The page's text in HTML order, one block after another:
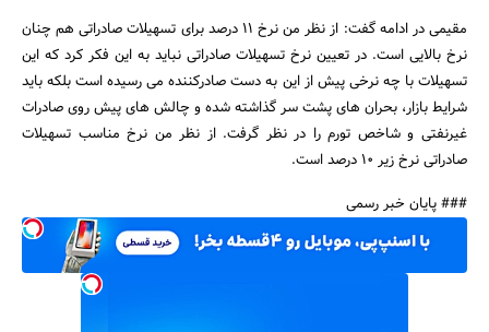
مقیمی در ادامه گفت: از نظر من نرخ 11 درصد برای تسهیلات صادراتی هم چنان
نرخ بالایی است. در تعیین نرخ تسهیلات صادراتی نباید به این فکر کرد که این
تسهیلات با چه نرخی پیش از این به دست صادرکننده می رسیده است بلکه باید
شرایط بازار، بحران های پشت سر گذاشته شده و چالش های پیش روی صادرات
غیرنفتی و شاخص تورم را در نظر گرفت. از نظر من نرخ مناسب تسهیلات
صادراتی نرخ زیر 10 درصد است.
### پایان خبر رسمی